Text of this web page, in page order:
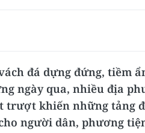
đá dựng đứng, tiềm
ngày qua, nhiều địa
trượt khiến những tảng
người dân, phương